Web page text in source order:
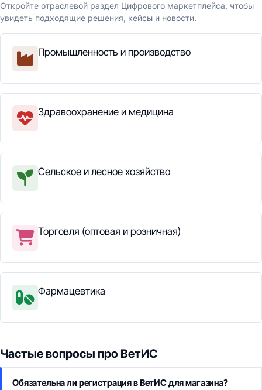
Откройте отраслевой раздел Цифрового маркетплейса, чтобы
увидеть подходящие решения, кейсы и новости.
Промышленность и производство
Здравоохранение и медицина
Сельское и лесное хозяйство
Торговля (оптовая и розничная)
Фармацевтика
Частые вопросы про ВетИС
Обязательна ли регистрация в ВетИС для магазина?